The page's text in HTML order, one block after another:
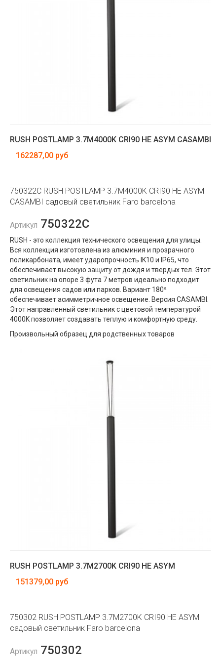
RUSH POSTLAMP 3.7M4000K CRI90 HE ASYM CASAMBI
162287,00 руб
750322C RUSH POSTLAMP 3.7M4000K CRI90 HE ASYM
CASAMBI садовый светильник Faro barcelona
Артикул 750322C
RUSH - это коллекция технического освещения для улицы.
Вся коллекция изготовлена ​​из алюминия и прозрачного
поликарбоната, имеет ударопрочность IK10 и IP65, что
обеспечивает высокую защиту от дождя и твердых тел. Этот
светильник на опоре 3 фута 7 метров идеально подходит
для освещения садов или парков. Вариант 180ª
обеспечивает асимметричное освещение. Версия CASAMBI.
Этот направленный светильник с цветовой температурой
4000K позволяет создавать теплую и комфортную среду.
Произвольный образец для родственных товаров
RUSH POSTLAMP 3.7M2700K CRI90 HE ASYM
151379,00 руб
750302 RUSH POSTLAMP 3.7M2700K CRI90 HE ASYM
садовый светильник Faro barcelona
Артикул 750302